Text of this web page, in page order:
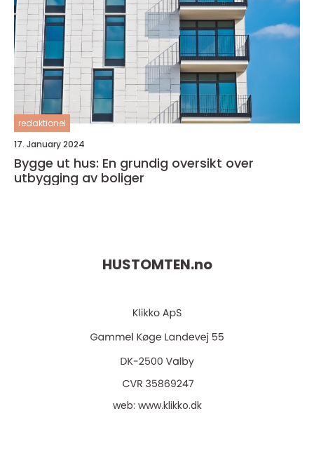
redaktionel
17. January 2024
Bygge ut hus: En grundig oversikt over
utbygging av boliger
HUSTOMTEN.no
web: www.klikko.dk